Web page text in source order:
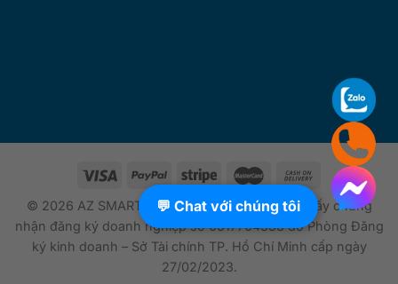
© 2026 AZ SMARTTECH. All Rights Reserved.Giấy chứng
nhận đăng ký doanh nghiệp số 0317704333 do Phòng Đăng
ký kinh doanh – Sở Tài chính TP. Hồ Chí Minh cấp ngày
27/02/2023.
💬 Chat với chúng tôi